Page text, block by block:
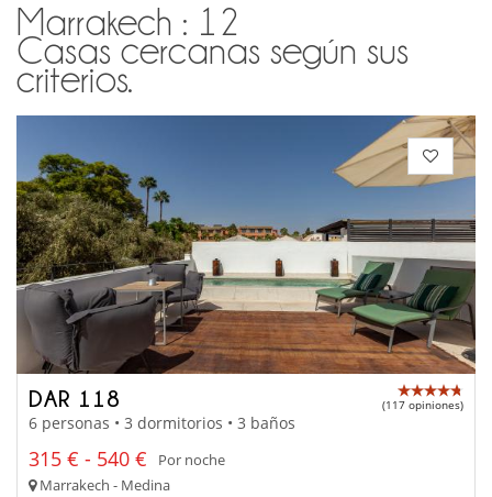
Marrakech : 12
Casas cercanas según sus
criterios.
DAR 118 (117 opiniones)
6 personas • 3 dormitorios • 3 baños
315 € - 540 €
Por noche
Marrakech - Medina